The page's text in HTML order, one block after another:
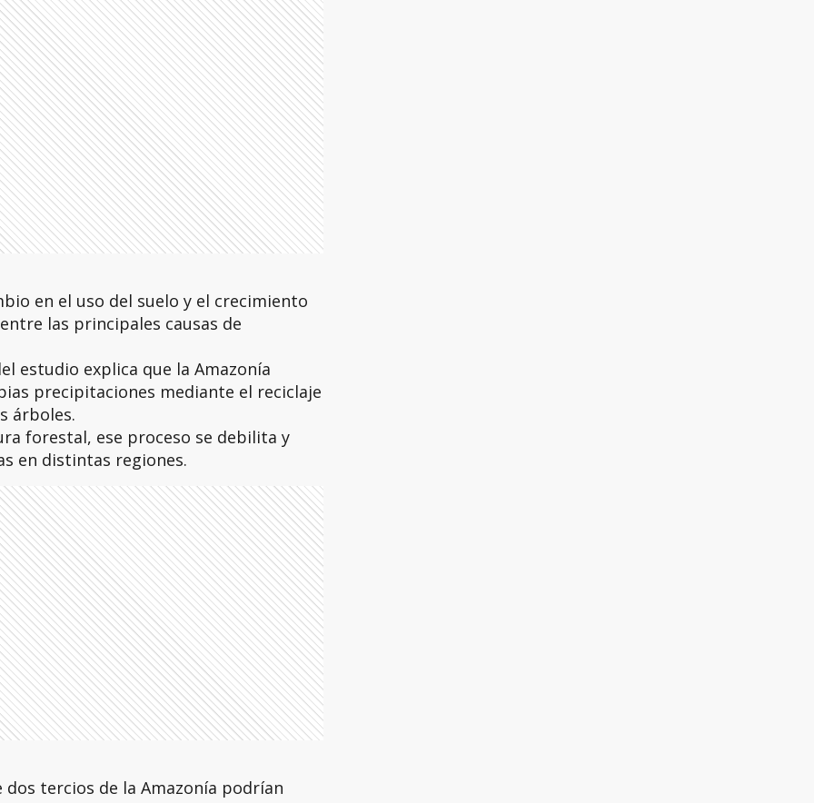
en el uso del suelo y el crecimiento
las principales causas de
estudio explica que la Amazonía
precipitaciones mediante el reciclaje
árboles.
forestal, ese proceso se debilita y
en distintas regiones.
tercios de la Amazonía podrían